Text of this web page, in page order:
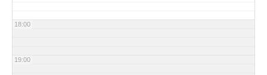
18:00
19:00